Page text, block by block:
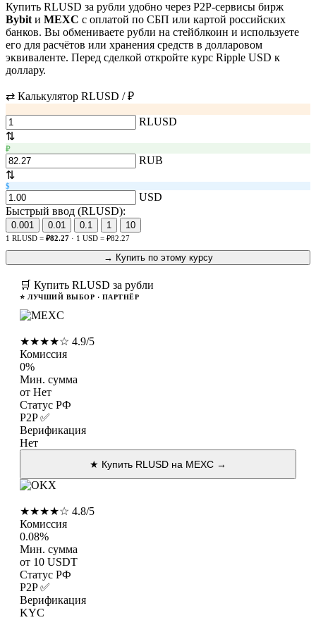
Купить RLUSD за рубли удобно через P2P-сервисы бирж
Bybit и MEXC с оплатой по СБП или картой российских
банков. Вы обмениваете рубли на стейблкоин и используете
его для расчётов или хранения средств в долларовом
эквиваленте. Перед сделкой откройте курс Ripple USD к
доллару.
⇄ Калькулятор RLUSD / ₽
RLUSD
⇅
₽
RUB
⇅
$
USD
Быстрый ввод (RLUSD):
0.001 0.01 0.1 1 10
1 RLUSD = ₽82.27 · 1 USD = ₽82.27
→ Купить по этому курсу
🛒 Купить RLUSD за рубли
⭐ ЛУЧШИЙ ВЫБОР · ПАРТНЁР
★★★★☆ 4.9/5
Комиссия
0%
Мин. сумма
от Нет
Статус РФ
P2P ✅
Верификация
Нет
★ Купить RLUSD на MEXC →
★★★★☆ 4.8/5
Комиссия
0.08%
Мин. сумма
от 10 USDT
Статус РФ
P2P ✅
Верификация
KYC